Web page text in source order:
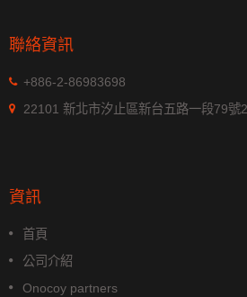
聯絡資訊
+886-2-86983698
22101 新北市汐止區新台五路一段79號
資訊
首頁
公司介紹
Onocoy partners